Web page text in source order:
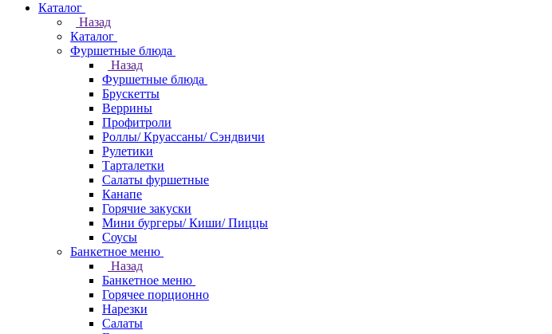
Каталог
Назад
Каталог
Фуршетные блюда
Назад
Фуршетные блюда
Брускетты
Веррины
Профитроли
Роллы/ Круассаны/ Сэндвичи
Рулетики
Тарталетки
Салаты фуршетные
Канапе
Горячие закуски
Мини бургеры/ Киши/ Пиццы
Соусы
Банкетное меню
Назад
Банкетное меню
Горячее порционно
Нарезки
Салаты